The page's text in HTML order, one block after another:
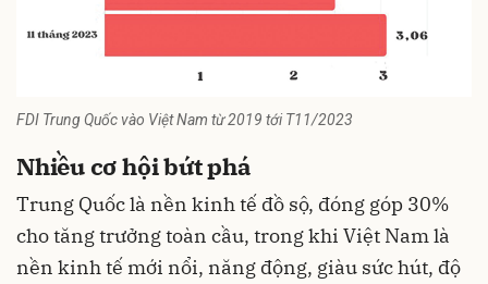
FDI Trung Quốc vào Việt Nam từ 2019 tới T11/2023
Nhiều cơ hội bứt phá
Trung Quốc là nền kinh tế đồ sộ, đóng góp 30%
cho tăng trưởng toàn cầu, trong khi Việt Nam là
nền kinh tế mới nổi, năng động, giàu sức hút, độ